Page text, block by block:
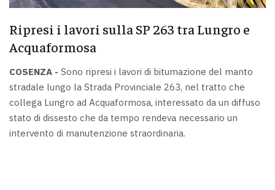
Ripresi i lavori sulla SP 263 tra Lungro e
Acquaformosa
COSENZA - Sono ripresi i lavori di bitumazione del manto
stradale lungo la Strada Provinciale 263, nel tratto che
collega Lungro ad Acquaformosa, interessato da un diffuso
stato di dissesto che da tempo rendeva necessario un
intervento di manutenzione straordinaria.